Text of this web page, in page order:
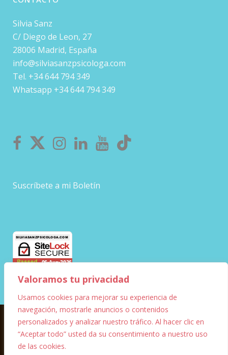
Valoramos tu privacidad
Usamos cookies para mejorar su experiencia de
navegación, mostrarle anuncios o contenidos
personalizados y analizar nuestro tráfico. Al hacer clic en
“Aceptar todo” usted da su consentimiento a nuestro uso
de las cookies.
Silvia Sanz
C/ Diego de Leon, 27
28006 Madrid, España
info@silviasanzpsicologa.com
Tel. +34 644 794 349
Whatsapp +34 644 794 349
Suscríbete a mi Boletín
© Copyright – 2023 – Silvia Sanz
Diseño Web